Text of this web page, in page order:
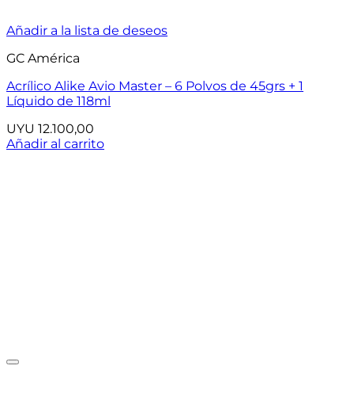
Añadir a la lista de deseos
GC América
Acrílico Alike Avio Master – 6 Polvos de 45grs + 1
Líquido de 118ml
UYU 12.100,00
Añadir al carrito